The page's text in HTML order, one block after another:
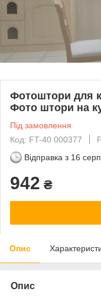
Фотоштори для
Фото штори на
Під замовлення
Код: FT-40 000377
Відправка з 16
942 ₴
Опис
Опис